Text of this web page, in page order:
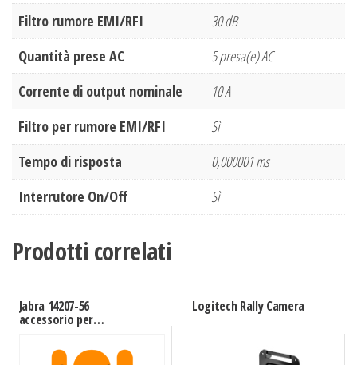
Filtro rumore EMI/RFI
30 dB
Quantità prese AC
5 presa(e) AC
Corrente di output nominale
10 A
Filtro per rumore EMI/RFI
Sì
Tempo di risposta
0,000001 ms
Interrutore On/Off
Sì
Prodotti correlati
Jabra 14207-56
accessorio per
videoconferenza Nero
Logitech Rally Camera